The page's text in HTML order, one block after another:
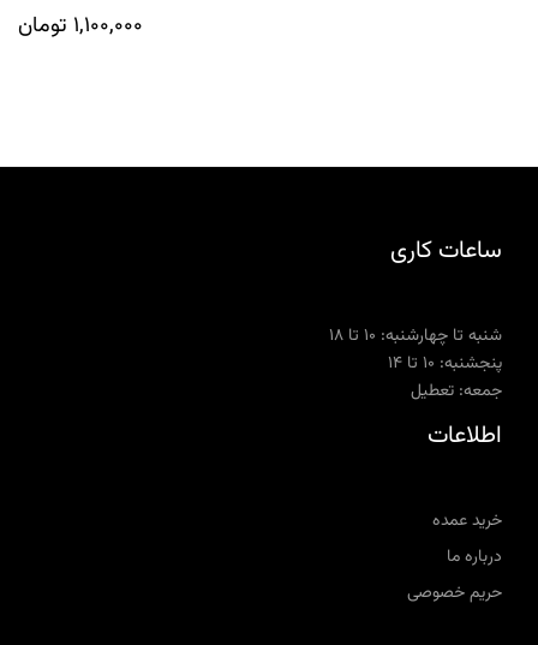
1,100,000 تومان
ساعات کاری
شنبه تا چهارشنبه: ۱۰ تا ۱۸
پنجشنبه: ۱۰ تا ۱۴
جمعه: تعطیل
اطلاعات
خرید عمده
درباره ما
حریم خصوصی